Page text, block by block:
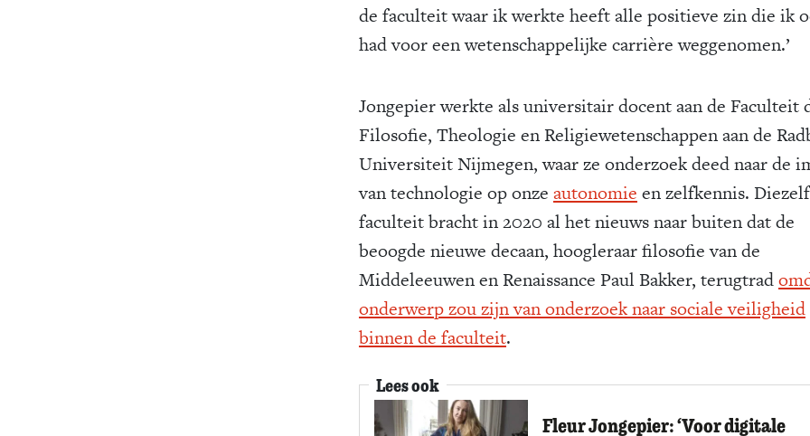
de faculteit waar ik werkte heeft alle positieve zin die ik
had voor een wetenschappelijke carrière weggenomen.’
Jongepier werkte als universitair docent aan de Faculteit
Filosofie, Theologie en Religiewetenschappen aan de
Universiteit Nijmegen, waar ze onderzoek deed naar de
van technologie op onze autonomie en zelfkennis.
faculteit bracht in 2020 al het nieuws naar buiten dat de
beoogde nieuwe decaan, hoogleraar filosofie van de
Middeleeuwen en Renaissance Paul Bakker, terugtrad
onderwerp zou zijn van onderzoek naar sociale veiligheid
binnen de faculteit.
Lees ook
Fleur Jongepier: ‘Voor digitale